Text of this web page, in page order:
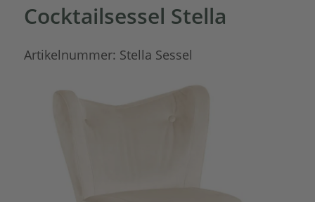
Cocktailsessel Stella
Artikelnummer: Stella Sessel